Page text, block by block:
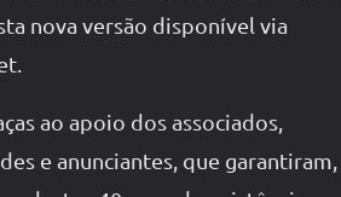
nova versão disponível via
ao apoio dos associados,
e anunciantes, que garantiram,